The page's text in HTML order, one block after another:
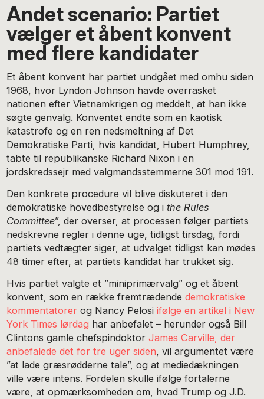
Andet scenario: Partiet
vælger et åbent konvent
med flere kandidater
Et åbent konvent har partiet undgået med omhu siden
1968, hvor Lyndon Johnson havde overrasket
nationen efter Vietnamkrigen og meddelt, at han ikke
søgte genvalg. Konventet endte som en kaotisk
katastrofe og en ren nedsmeltning af Det
Demokratiske Parti, hvis kandidat, Hubert Humphrey,
tabte til republikanske Richard Nixon i en
jordskredssejr med valgmandsstemmerne 301 mod 191.
Den konkrete procedure vil blive diskuteret i den
demokratiske hovedbestyrelse og ithe Rules
Committee”, der overser, at processen følger partiets
nedskrevne regler i denne uge, tidligst tirsdag, fordi
partiets vedtægter siger, at udvalget tidligst kan mødes
48 timer efter, at partiets kandidat har trukket sig.
Hvis partiet valgte et ”miniprimærvalg” og et åbent
konvent, som en række fremtrædendedemokratiske
kommentatorer og Nancy Pelosiifølge en artikel i New
York Times lørdag har anbefalet – herunder også Bill
Clintons gamle chefspindoktorJames Carville, der
anbefalede det for tre uger siden , vil argumentet være
”at lade græsrødderne tale”, og at mediedækningen
ville være intens. Fordelen skulle ifølge fortalerne
være, at opmærksomheden om, hvad Trump og J.D.